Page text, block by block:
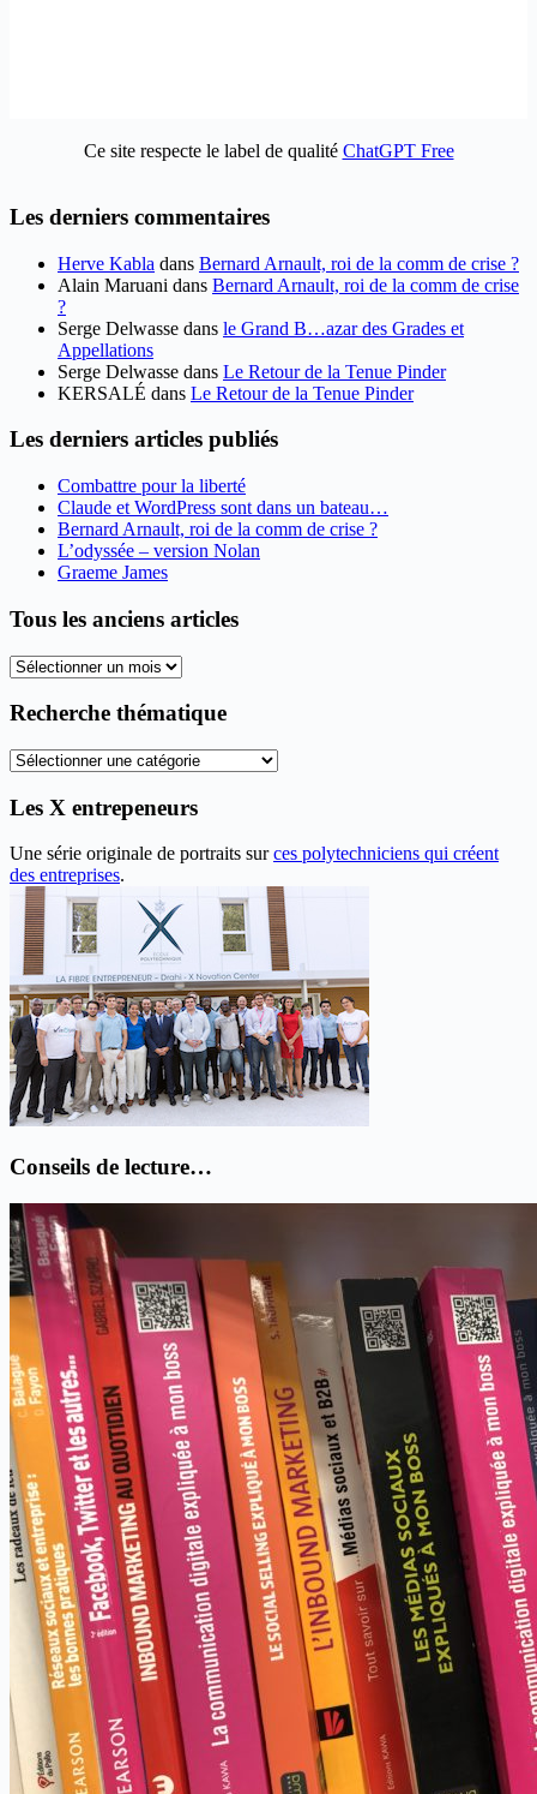
Ce site respecte le label de qualité ChatGPT Free
Les derniers commentaires
Herve Kabla dans Bernard Arnault, roi de la comm de crise ?
Alain Maruani dans Bernard Arnault, roi de la comm de crise
?
Serge Delwasse dans le Grand B…azar des Grades et
Appellations
Serge Delwasse dans Le Retour de la Tenue Pinder
KERSALÉ dans Le Retour de la Tenue Pinder
Les derniers articles publiés
Combattre pour la liberté
Claude et WordPress sont dans un bateau…
Bernard Arnault, roi de la comm de crise ?
L’odyssée – version Nolan
Graeme James
Tous les anciens articles
Tous
anciens
Recherche thématique
Recherche
Les X entrepeneurs
Une série originale de portraits surces polytechniciens qui créent
des entreprises.
Conseils de lecture…